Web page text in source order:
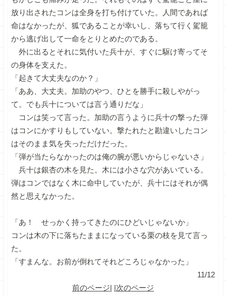
放り出されたコンは全身を打ち付けていた。人間であれば
命はなかったが、狐であることが幸いし、落ちて行く駕籠
から逃げ出して一命をとりとめたのである。
外に出るとそれに気付いた兵十が、すぐに駆け寄ってそ
の身体を支えた。
「起きて大丈夫なのか？」
「ああ、大丈夫。加助のやつ、ひとを勝手に殺しやがっ
て。でも兵十については言う通りだな」
コンは笑って言った。加助の言うように兵十の撃った弾
はコンにかすりもしていない。撃たれたと勘違いしたコン
はそのまま気を失っただけだった。
「弾が当たらなかったのは俺の腕が悪いからじゃないさ」
兵十は銀杏の木を見た。木には小さな穴があいている。
弾はコンではなく木に命中していたが、兵十にはそれが偶
然と思えなかった。
「あ！ せっかく持ってきたのにひどいじゃないか」
コンは木の下に落ちたままになっている栗の枝を見て言っ
た。
「すまんな。お前が倒れてそれどころじゃなかった」
11/12
前のページ| |次のページ